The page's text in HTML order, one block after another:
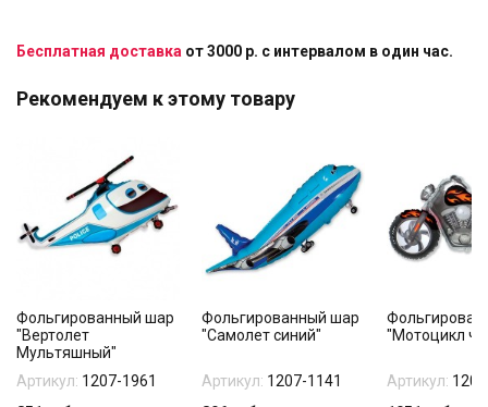
Бесплатная доставка от 3000 р. с интервалом в один час.
Рекомендуем к этому товару
Фольгированный шар
"Вертолет
Мультяшный"
Артикул: 1207-1961
Фольгированный шар
"Самолет синий"
Артикул: 1207-1141
"Мотоцикл
Артикул: